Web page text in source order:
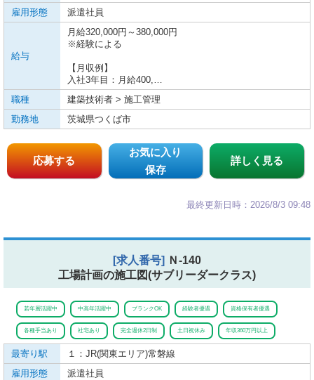
雇用形態
派遣社員
給与
月給320,000円～380,000円
※経験による
【月収例】
入社3年目：月給400,…
職種
建築技術者 > 施工管理
勤務地
茨城県つくば市
応募する
お気に入り
保存
詳しく見る
最終更新日時：2026/8/3 09:48
[求人番号] Ｎ-140
工場計画の施工図(サブリーダークラス)
若年層活躍中 中高年活躍中 ブランクOK 経験者優遇 資格保有者優遇
各種手当あり 社宅あり 完全週休2日制 土日祝休み 年収360万円以上
最寄り駅 １：JR(関東エリア)常磐線
雇用形態
派遣社員